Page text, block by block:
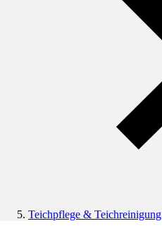
Teichpflege & Teichreinigung